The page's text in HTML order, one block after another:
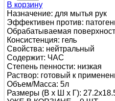
В корзину
Назначение: для мытья рук
Эффективен против:
Обрабатываемая
Консистенция: гель
Свойства: нейтральный
Содержит: ЧАС
Степень пенности: низкая
Раствор: готовый к
Объем/Масса: 5л
Размеры (В х Ш х Г):